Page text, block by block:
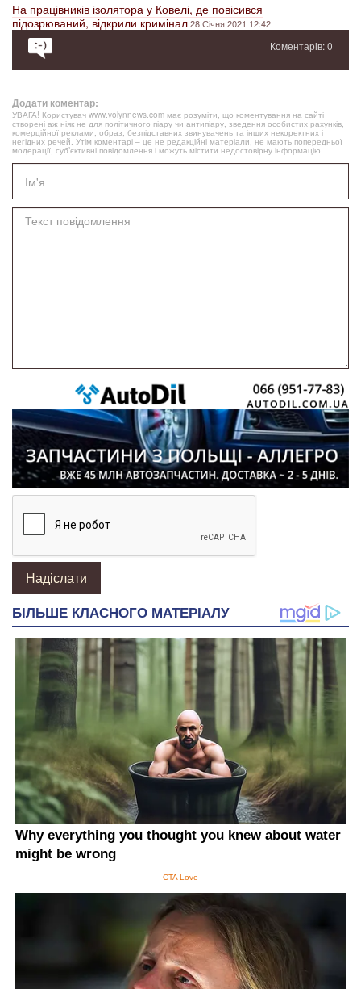
На працівників ізолятора у Ковелі, де повісився
підозрюваний, відкрили кримінал28 Січня 2021 12:42
Коментарів: 0
Додати коментар:
УВАГА! Користувач www.volynnews.com має розуміти, що коментування на сайті
створені аж ніяк не для політичного піару чи антипіару, зведення особистих рахунків,
комерційної реклами, образ, безпідставних звинувачень та інших некоректних і
негідних речей. Утім коментарі – це не редакційні матеріали, не мають попередньої
модерації, суб’єктивні повідомлення і можуть містити недостовірну інформацію.